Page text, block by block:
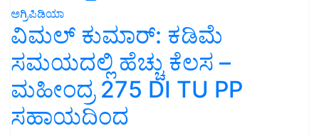
ಅಗ್ರಿಪಿಡಿಯಾ
ವಿಮಲ್ ಕುಮಾರ್: ಕಡಿಮೆ
ಸಮಯದಲ್ಲಿ ಹೆಚ್ಚು ಕೆಲಸ –
ಮಹೀಂದ್ರ 275 DI TU PP
ಸಹಾಯದಿಂದ